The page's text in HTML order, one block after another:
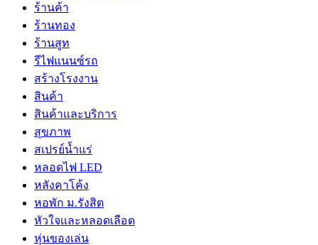
ร้านค้า
ร้านทอง
ร้านสูท
รีไฟแนนซ์รถ
สร้างโรงงาน
สินค้า
สินค้าและบริการ
สุขภาพ
สเปรย์น้ำแร่
หลอดไฟ LED
หลังคาโค้ง
หอพัก ม.รังสิต
หัวใจและหลอดเลือด
หุ่นของเล่น